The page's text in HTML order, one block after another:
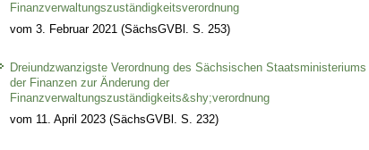
Finanzverwaltungszuständigkeitsverordnung
vom 3. Februar 2021 (SächsGVBl. S. 253)
Dreiundzwanzigste Verordnung des Sächsischen Staatsministeriums
der Finanzen zur Änderung der
Finanzverwaltungszuständigkeits&shy;verordnung
vom 11. April 2023 (SächsGVBl. S. 232)